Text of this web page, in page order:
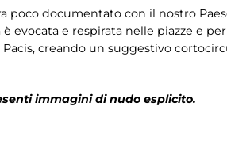
poco documentato con il nostro
evocata e respirata nelle piazze e
creando un suggestivo
immagini di nudo esplicito.